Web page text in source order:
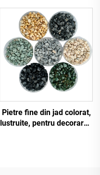
Transparentă pentru
Izolație Decor Plastice
Construcții
Pietre fine din jad colorat,
lustruite, pentru decorarea